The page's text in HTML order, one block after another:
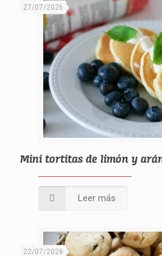
27/07/2026
Mini tortitas de limón y
Leer más
22/07/2026